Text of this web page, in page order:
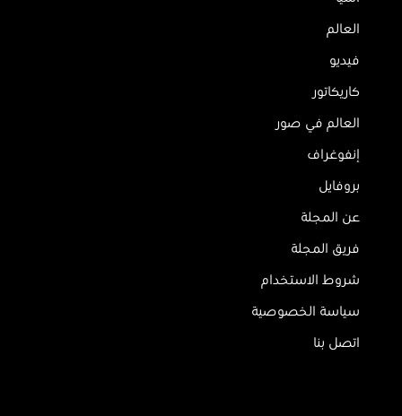
العالم
فيديو
كاريكاتور
العالم في صور
إنفوغراف
بروفايل
عن المجلة
فريق المجلة
شروط الاستخدام
سياسة الخصوصية
اتصل بنا